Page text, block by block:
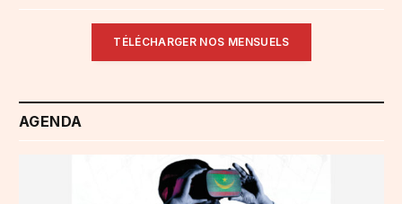
TÉLÉCHARGER NOS MENSUELS
AGENDA